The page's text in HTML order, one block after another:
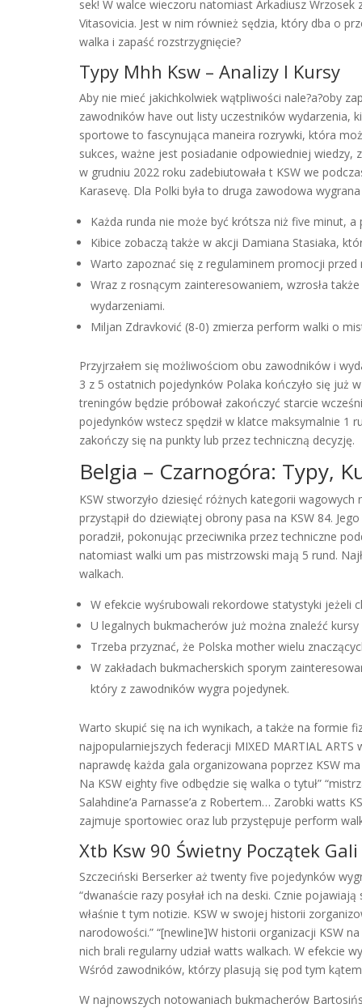
sek! W walce wieczoru natomiast Arkadiusz Wrzosek
Vitasovicia. Jest w nim również sędzia, który dba o
walka i zapaść rozstrzygnięcie?
Typy Mhh Ksw – Analizy I Kursy
Aby nie mieć jakichkolwiek wątpliwości nale?a?oby
zawodników have out listy uczestników wydarzenia,
sportowe to fascynująca maneira rozrywki, która
sukces, ważne jest posiadanie odpowiedniej wiedzy,
w grudniu 2022 roku zadebiutowała t KSW we
Karasevę. Dla Polki była to druga zawodowa
Każda runda nie może być krótsza niż five minut,
Kibice zobaczą także w akcji Damiana Stasiaka,
Warto zapoznać się z regulaminem promocji
Wraz z rosnącym zainteresowaniem, wzrosła
wydarzeniami.
Miljan Zdravković (8-0) zmierza perform walki o
Przyjrzałem się możliwościom obu zawodników i
3 z 5 ostatnich pojedynków Polaka kończyło się już
treningów będzie próbował zakończyć starcie
pojedynków wstecz spędził w klatce maksymalnie 1
zakończy się na punkty lub przez techniczną decyzję.
Belgia – Czarnogóra: Typy,
KSW stworzyło dziesięć różnych kategorii
przystąpił do dziewiątej obrony pasa na KSW 84.
poradził, pokonując przeciwnika przez techniczne
natomiast walki um pas mistrzowski mają 5 rund.
walkach.
W efekcie wyśrubowali rekordowe statystyki jeżeli
U legalnych bukmacherów już można znaleźć
Trzeba przyznać, że Polska mother wielu
W zakładach bukmacherskich sporym
który z zawodników wygra pojedynek.
Warto skupić się na ich wynikach, a także na formie
najpopularniejszych federacji MIXED MARTIAL ARTS
naprawdę każda gala organizowana poprzez KSW
Na KSW eighty five odbędzie się walka o tytuł”
Salahdine’a Parnasse’a z Robertem… Zarobki watts
zajmuje sportowiec oraz lub przystępuje perform
Xtb Ksw 90 Świetny Początek Gali
Szczeciński Berserker aż twenty five pojedynków
“dwanaście razy posyłał ich na deski. Cznie
właśnie t tym notizie. KSW w swojej historii
narodowości.” “[newline]W historii organizacji KSW
nich brali regularny udział watts walkach. W efekcie
Wśród zawodników, którzy plasują się pod tym
W najnowszych notowaniach bukmacherów